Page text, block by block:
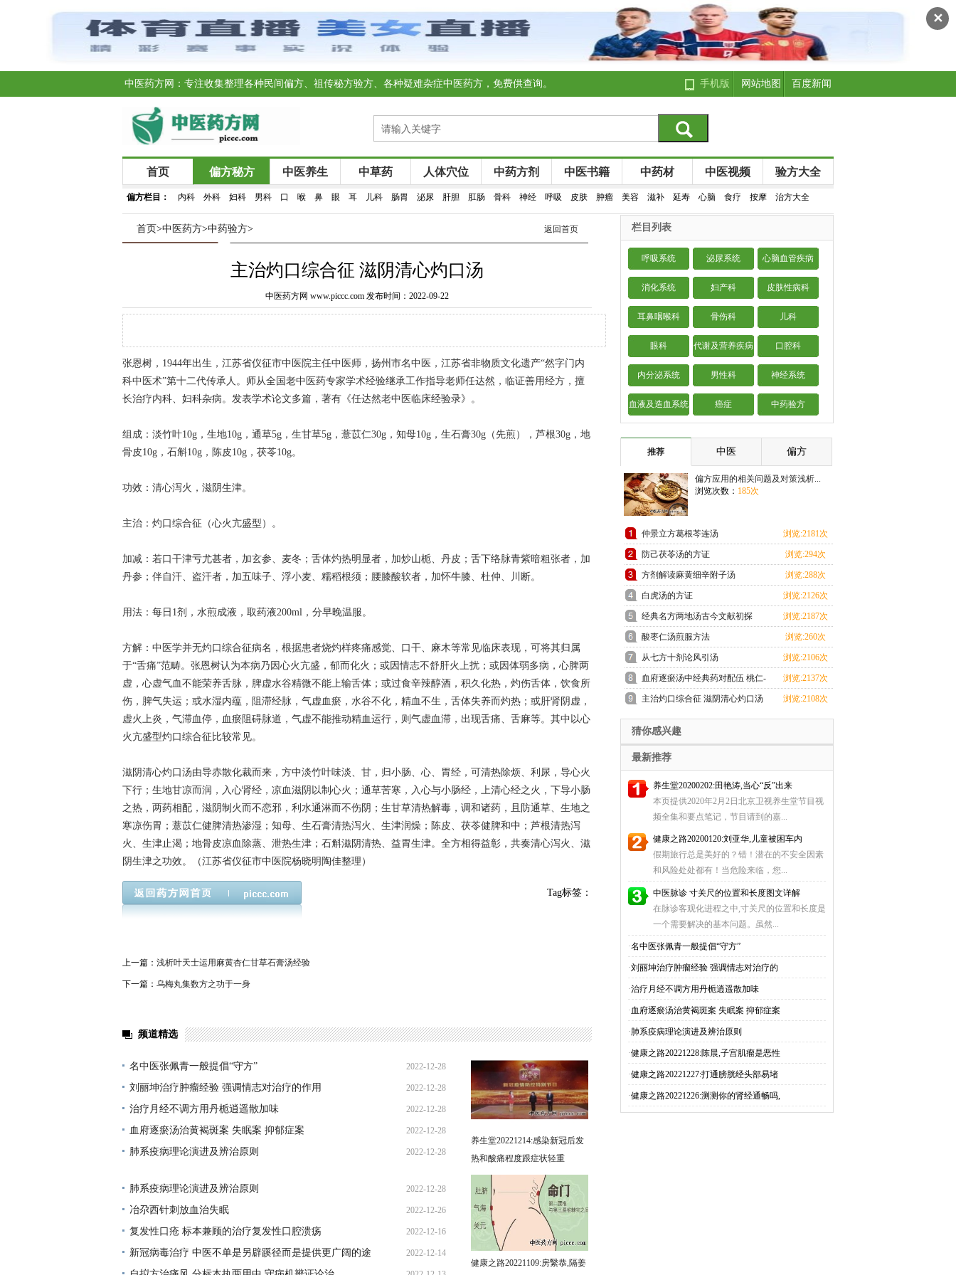
✕
中医药方网：专注收集整理各种民间偏方、祖传秘方验方、各种疑难杂症中医药方，免费供查询。 百度新闻
网站地图
手机版
首页 偏方秘方 中医养生 中草药 人体穴位 中药方剂 中医书籍 中药材 中医视频 验方大全
偏方栏目： 内科 外科 妇科 男科 口 喉 鼻 眼 耳 儿科 肠胃 泌尿 肝胆 肛肠 骨科 神经 呼吸 皮肤 肿瘤 美容 滋补 延寿 心脑 食疗 按摩 治方大全
首页>中医药方>中药验方> 返回首页
主治灼口综合征 滋阴清心灼口汤
中医药方网 www.piccc.com 发布时间：2022-09-22
张恩树，1944年出生，江苏省仪征市中医院主任中医师，扬州市名中医，江苏省非物质文化遗产“然字门内
科中医术”第十二代传承人。师从全国老中医药专家学术经验继承工作指导老师任达然，临证善用经方，擅
长治疗内科、妇科杂病。发表学术论文多篇，著有《任达然老中医临床经验录》。
组成：淡竹叶10g，生地10g，通草5g，生甘草5g，薏苡仁30g，知母10g，生石膏30g（先煎），芦根30g，地
骨皮10g，石斛10g，陈皮10g，茯苓10g。
功效：清心泻火，滋阴生津。
主治：灼口综合征（心火亢盛型）。
加减：若口干津亏尤甚者，加玄参、麦冬；舌体灼热明显者，加炒山栀、丹皮；舌下络脉青紫暗粗张者，加
丹参；伴自汗、盗汗者，加五味子、浮小麦、糯稻根须；腰膝酸软者，加怀牛膝、杜仲、川断。
用法：每日1剂，水煎成液，取药液200ml，分早晚温服。
方解：中医学并无灼口综合征病名，根据患者烧灼样疼痛感觉、口干、麻木等常见临床表现，可将其归属
于“舌痛”范畴。张恩树认为本病乃因心火亢盛，郁而化火；或因情志不舒肝火上扰；或因体弱多病，心脾两
虚，心虚气血不能荣养舌脉，脾虚水谷精微不能上输舌体；或过食辛辣醇酒，积久化热，灼伤舌体，饮食所
伤，脾气失运；或水湿内蕴，阻滞经脉，气虚血瘀，水谷不化，精血不生，舌体失养而灼热；或肝肾阴虚，
虚火上炎，气滞血停，血瘀阻碍脉道，气虚不能推动精血运行，则气虚血滞，出现舌痛、舌麻等。其中以心
火亢盛型灼口综合征比较常见。
滋阴清心灼口汤由导赤散化裁而来，方中淡竹叶味淡、甘，归小肠、心、胃经，可清热除烦、利尿，导心火
下行；生地甘凉而润，入心肾经，凉血滋阴以制心火；通草苦寒，入心与小肠经，上清心经之火，下导小肠
之热，两药相配，滋阴制火而不恋邪，利水通淋而不伤阴；生甘草清热解毒，调和诸药，且防通草、生地之
寒凉伤胃；薏苡仁健脾清热渗湿；知母、生石膏清热泻火、生津润燥；陈皮、茯苓健脾和中；芦根清热泻
火、生津止渴；地骨皮凉血除蒸、泄热生津；石斛滋阴清热、益胃生津。全方相得益彰，共奏清心泻火、滋
阴生津之功效。（江苏省仪征市中医院杨晓明陶佳整理）
Tag标签：
上一篇： 浅析叶天士运用麻黄杏仁甘草石膏汤经验
下一篇： 乌梅丸集数方之功于一身
频道精选
名中医张佩青一般提倡“守方” 2022-12-28
14:41:12
刘丽坤治疗肿瘤经验 强调情志对治疗的作用 2022-12-28
14:40:14
治疗月经不调方用丹栀逍遥散加味 2022-12-28
14:38:59
血府逐瘀汤治黄褐斑案 失眠案 抑郁症案 2022-12-28
14:37:55
肺系疫病理论演进及辨治原则 2022-12-28
肺系疫病理论演进及辨治原则 2022-12-28
14:35:44
冶尕西针刺放血治失眠 2022-12-26
12:20:26
复发性口疮 标本兼顾的治疗复发性口腔溃疡 2022-12-16
16:39:07
新冠病毒治疗 中医不单是另辟蹊径而是提供更广阔的途 2022-12-14
养生堂20221214:感染新冠后发
热和酸痛程度跟症状轻重
健康之路20221109:房繄恭,隔姜
栏目列表
呼吸系统 泌尿系统 心脑血管疾病
消化系统 妇产科 皮肤性病科
耳鼻咽喉科 骨伤科 儿科
眼科 代谢及营养疾病 口腔科
内分泌系统 男性科 神经系统
血液及造血系统 癌症 中药验方
推荐 中医 偏方
偏方应用的相关问题及对策浅析...
浏览次数： 185次
仲景立方葛根芩连汤 浏览:2181次
防己茯苓汤的方证 浏览:294次
方剂解读麻黄细辛附子汤 浏览:288次
白虎汤的方证 浏览:2126次
经典名方两地汤古今文献初探 浏览:2187次
酸枣仁汤煎服方法 浏览:260次
从七方十剂论风引汤 浏览:2106次
血府逐瘀汤中经典药对配伍 桃仁-
红花 枳壳-桔梗
浏览:2137次
主治灼口综合征 滋阴清心灼口汤 浏览:2108次
猜你感兴趣
最新推荐
养生堂20200202:田艳涛,当心“反”出来
本页提供2020年2月2日北京卫视养生堂节目视
频全集和要点笔记，节目请到的嘉...
健康之路20200120:刘亚华,儿童被困车内
假期旅行总是美好的？错！潜在的不安全因素
和风险处处都有！当危险来临，您...
中医脉诊 寸关尺的位置和长度图文详解
在脉诊客观化进程之中,寸关尺的位置和长度是
一个需要解决的基本问题。虽然...
·名中医张佩青一般提倡“守方”
·刘丽坤治疗肿瘤经验 强调情志对治疗的
·治疗月经不调方用丹栀逍遥散加味
·血府逐瘀汤治黄褐斑案 失眠案 抑郁症案
·肺系疫病理论演进及辨治原则
·健康之路20221228:陈晨,子宫肌瘤是恶性
·健康之路20221227:打通膀胱经头部易堵
·健康之路20221226:测测你的肾经通畅吗,